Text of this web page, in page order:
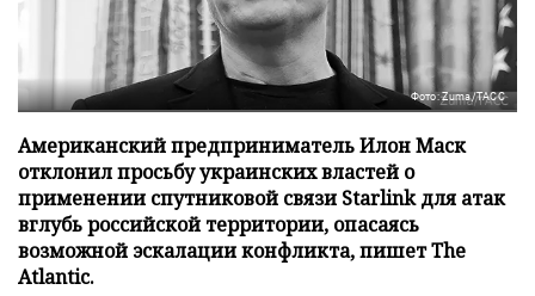
Фото: Zuma/ТАСС
Американский предприниматель Илон Маск
отклонил просьбу украинских властей о
применении спутниковой связи Starlink для атак
вглубь российской территории, опасаясь
возможной эскалации конфликта, пишет The
Atlantic.